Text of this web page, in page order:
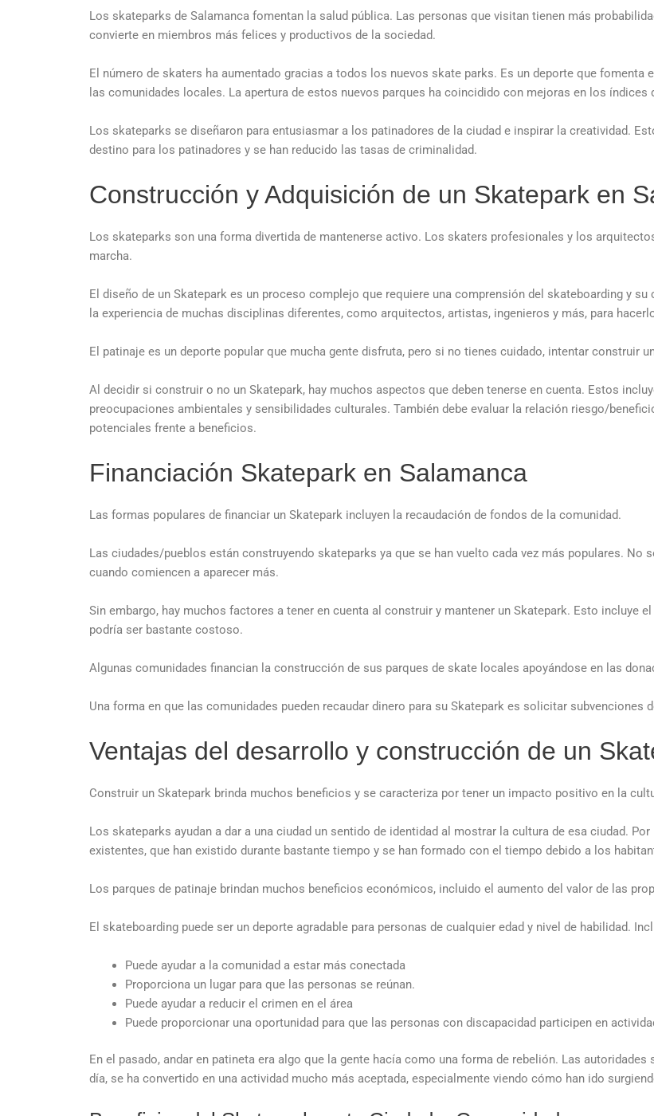
Los skateparks de Salamanca fomentan la salud pública. Las personas que visitan tienen más
convierte en miembros más felices y productivos de la sociedad.
El número de skaters ha aumentado gracias a todos los nuevos skate parks. Es un deporte que fomenta
las comunidades locales. La apertura de estos nuevos parques ha coincidido con mejoras en los índices
Los skateparks se diseñaron para entusiasmar a los patinadores de la ciudad e inspirar la creatividad.
destino para los patinadores y se han reducido las tasas de criminalidad.
Construcción y Adquisición de un Skatepark en
Los skateparks son una forma divertida de mantenerse activo. Los skaters profesionales y los
marcha.
El diseño de un Skatepark es un proceso complejo que requiere una comprensión del skateboarding y
la experiencia de muchas disciplinas diferentes, como arquitectos, artistas, ingenieros y más, para
El patinaje es un deporte popular que mucha gente disfruta, pero si no tienes cuidado, intentar construir
Al decidir si construir o no un Skatepark, hay muchos aspectos que deben tenerse en cuenta. Estos
preocupaciones ambientales y sensibilidades culturales. También debe evaluar la relación riesgo/
potenciales frente a beneficios.
Financiación Skatepark en Salamanca
Las formas populares de financiar un Skatepark incluyen la recaudación de fondos de la comunidad.
Las ciudades/pueblos están construyendo skateparks ya que se han vuelto cada vez más populares. No
cuando comiencen a aparecer más.
Sin embargo, hay muchos factores a tener en cuenta al construir y mantener un Skatepark. Esto incluye
podría ser bastante costoso.
Algunas comunidades financian la construcción de sus parques de skate locales apoyándose en las
Una forma en que las comunidades pueden recaudar dinero para su Skatepark es solicitar subvenciones
Ventajas del desarrollo y construcción de un
Construir un Skatepark brinda muchos beneficios y se caracteriza por tener un impacto positivo en la
Los skateparks ayudan a dar a una ciudad un sentido de identidad al mostrar la cultura de esa ciudad.
existentes, que han existido durante bastante tiempo y se han formado con el tiempo debido a los
Los parques de patinaje brindan muchos beneficios económicos, incluido el aumento del valor de las
El skateboarding puede ser un deporte agradable para personas de cualquier edad y nivel de habilidad.
Puede ayudar a la comunidad a estar más conectada
Proporciona un lugar para que las personas se reúnan.
Puede ayudar a reducir el crimen en el área
Puede proporcionar una oportunidad para que las personas con discapacidad participen en
En el pasado, andar en patineta era algo que la gente hacía como una forma de rebelión. Las
día, se ha convertido en una actividad mucho más aceptada, especialmente viendo cómo han ido